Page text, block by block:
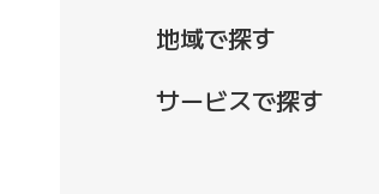
地域で探す
サービスで探す